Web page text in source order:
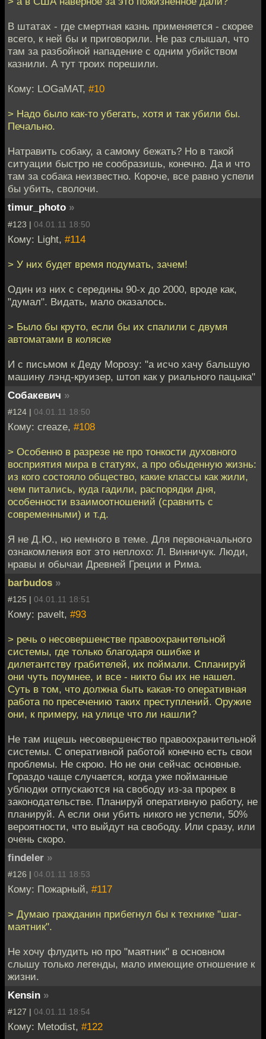
В штатах - где смертная казнь применяется - скорее
всего, к ней бы и приговорили. Не раз слышал, что
там за разбойной нападение с одним убийством
казнили. А тут троих порешили.
Кому: LOGaMAT, #10
> Надо было как-то убегать, хотя и так убили бы.
Печально.
Натравить собаку, а самому бежать? Но в такой
ситуации быстро не сообразишь, конечно. Да и что
там за собака неизвестно. Короче, все равно успели
бы убить, сволочи.
timur_photo »
#123 | 04.01.11 18:50
Кому: Light, #114
> У них будет время подумать, зачем!
Один из них с середины 90-х до 2000, вроде как,
"думал". Видать, мало оказалось.
> Было бы круто, если бы их спалили с двумя
автоматами в коляске
И с письмом к Деду Морозу: "а исчо хачу бальшую
машину лэнд-круизер, штоп как у риального пацыка"
Собакевич »
#124 | 04.01.11 18:50
Кому: creaze, #108
> Особенно в разрезе не про тонкости духовного
восприятия мира в статуях, а про обыденную жизнь:
из кого состояло общество, какие классы как жили,
чем питались, куда гадили, распорядки дня,
особенности взаимоотношений (сравнить с
современными) и т.д.
Я не Д.Ю., но немного в теме. Для первоначального
ознакомления вот это неплохо: Л. Винничук. Люди,
нравы и обычаи Древней Греции и Рима.
barbudos »
#125 | 04.01.11 18:51
Кому: pavelt, #93
> речь о несовершенстве правоохранительной
системы, где только благодаря ошибке и
дилетантству грабителей, их поймали. Спланируй
они чуть поумнее, и все - никто бы их не нашел.
Суть в том, что должна быть какая-то оперативная
работа по пресечению таких преступлений. Оружие
они, к примеру, на улице что ли нашли?
Не там ищешь несовершенство правоохранительной
системы. С оперативной работой конечно есть свои
проблемы. Не скрою. Но не они сейчас основные.
Гораздо чаще случается, когда уже пойманные
ублюдки отпускаются на свободу из-за прорех в
законодательстве. Планируй оперативную работу, не
планируй. А если они убить никого не успели, 50%
вероятности, что выйдут на свободу. Или сразу, или
очень скоро.
findeler »
#126 | 04.01.11 18:53
Кому: Пожарный, #117
> Думаю гражданин прибегнул бы к технике "шаг-
маятник".
Не хочу флудить но про "маятник" в основном
слышу только легенды, мало имеющие отношение к
жизни.
Kensin »
#127 | 04.01.11 18:54
Кому: Metodist, #122